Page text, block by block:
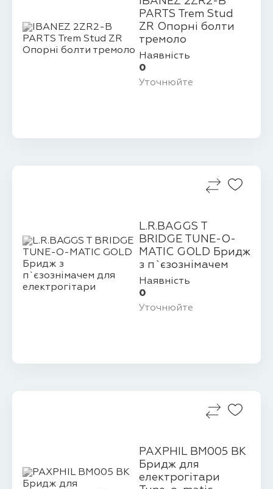
PARTS Trem Stud
ZR Опорні болти
тремоло
Наявність
0
Уточнюйте
L.R.BAGGS T
BRIDGE TUNE-O-
MATIC GOLD Бридж
з п`єзознімачем
для електрогіт...
Наявність
0
Уточнюйте
PAXPHIL BM005 BK
Бридж для
електрогітари